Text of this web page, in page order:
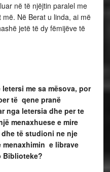
në të njëjtin paralel me
Në Berat u linda, ai më
jetë të dy fëmijëve të
me sa mësova, por
të qene pranë
nga letersia dhe per te
menaxhuese e mire
të studioni ne nje
menaxhimin e librave
Biblioteke?